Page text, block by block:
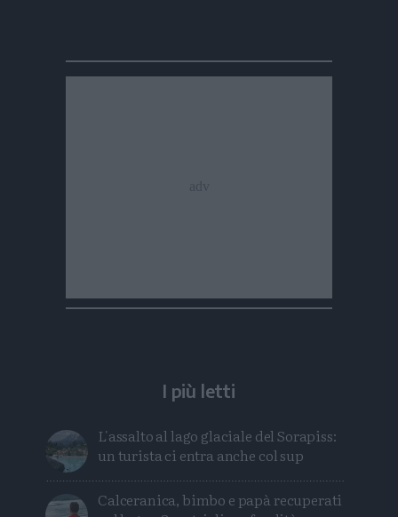
I più letti
L'assalto al lago glaciale del Sorapiss:
un turista ci entra anche col sup
Calceranica, bimbo e papà recuperati